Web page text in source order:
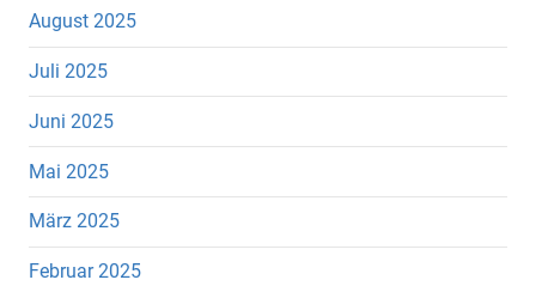
August 2025
Juli 2025
Juni 2025
Mai 2025
März 2025
Februar 2025